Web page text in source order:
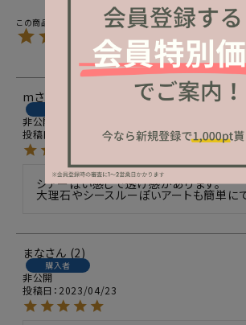
4.00
2
m
非公開
投稿日
2023/08/28
シアーぽい感じで透け感があります。
大理石やシースルーぽいアートも簡単に
まな 2
購入者
非公開
投稿日
2023/04/23